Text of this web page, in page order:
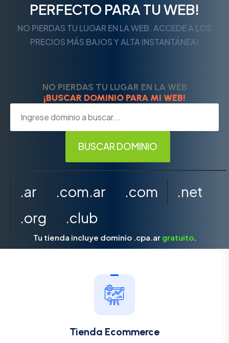
PERFECTO PARA TU WEB!
NO PIERDAS TU LUGAR EN LA WEB. ACCEDE A LOS
PRECIOS MÁS BAJOS Y ALTA INSTANTÁNEA!
NO PIERDAS TU LUGAR EN LA WEB
¡BUSCAR DOMINIO PARA MI WEB!
.ar .com.ar .com
.net
.org
.club
Tu tienda incluye dominio .cpa.ar gratuito.
Tienda Ecommerce